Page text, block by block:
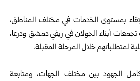
بمستوى الخدمات في مختلف المناطق،
تجمعات أبناء الجولان في ريفي دمشق ودرعا،
لمتطلباتهم خلال المرحلة المقبلة.
الجهود بين مختلف الجهات، ومتابعة